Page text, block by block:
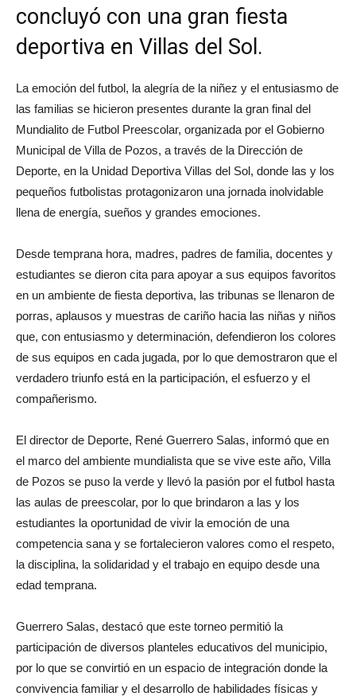
concluyó con una gran fiesta
deportiva en Villas del Sol.
La emoción del futbol, la alegría de la niñez y el entusiasmo de
las familias se hicieron presentes durante la gran final del
Mundialito de Futbol Preescolar, organizada por el Gobierno
Municipal de Villa de Pozos, a través de la Dirección de
Deporte, en la Unidad Deportiva Villas del Sol, donde las y los
pequeños futbolistas protagonizaron una jornada inolvidable
llena de energía, sueños y grandes emociones.
Desde temprana hora, madres, padres de familia, docentes y
estudiantes se dieron cita para apoyar a sus equipos favoritos
en un ambiente de fiesta deportiva, las tribunas se llenaron de
porras, aplausos y muestras de cariño hacia las niñas y niños
que, con entusiasmo y determinación, defendieron los colores
de sus equipos en cada jugada, por lo que demostraron que el
verdadero triunfo está en la participación, el esfuerzo y el
compañerismo.
El director de Deporte, René Guerrero Salas, informó que en
el marco del ambiente mundialista que se vive este año, Villa
de Pozos se puso la verde y llevó la pasión por el futbol hasta
las aulas de preescolar, por lo que brindaron a las y los
estudiantes la oportunidad de vivir la emoción de una
competencia sana y se fortalecieron valores como el respeto,
la disciplina, la solidaridad y el trabajo en equipo desde una
edad temprana.
Guerrero Salas, destacó que este torneo permitió la
participación de diversos planteles educativos del municipio,
por lo que se convirtió en un espacio de integración donde la
convivencia familiar y el desarrollo de habilidades físicas y